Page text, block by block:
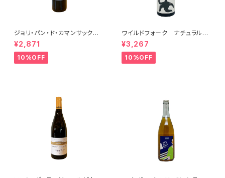
ジョリ・パン・ド・カマンサック 2
018
¥2,871
10%OFF
ワイルドフォーク ナチュラル
シャルドネ 2023
¥3,267
10%OFF